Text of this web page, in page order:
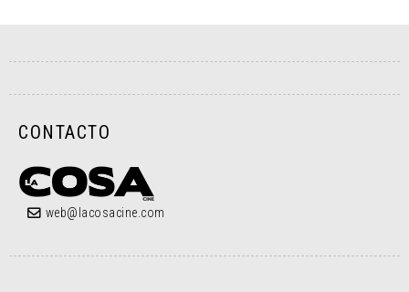
CONTACTO
web@lacosacine.com